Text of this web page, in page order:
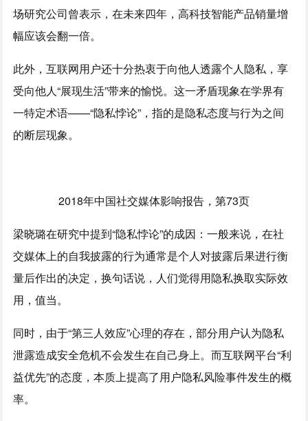
场研究公司曾表示，在未来四年，高科技智能产品销量增
幅应该会翻一倍。
此外，互联网用户还十分热衷于向他人透露个人隐私，享
受向他人“展现生活”带来的愉悦。这一矛盾现象在学界有
一特定术语——“隐私悖论”，指的是隐私态度与行为之间
的断层现象。
2018年中国社交媒体影响报告，第73页
梁晓璐在研究中提到“隐私悖论”的成因：一般来说，在社
交媒体上的自我披露的行为通常是个人对披露后果进行衡
量后作出的决定，换句话说，人们觉得用隐私换取实际效
用，值当。
同时，由于“第三人效应”心理的存在，部分用户认为隐私
泄露造成安全危机不会发生在自己身上。而互联网平台“利
益优先”的态度，本质上提高了用户隐私风险事件发生的概
率。